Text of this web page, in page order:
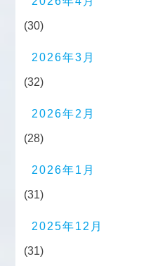
(30)
2026年3月
(32)
2026年2月
(28)
2026年1月
(31)
2025年12月
(31)